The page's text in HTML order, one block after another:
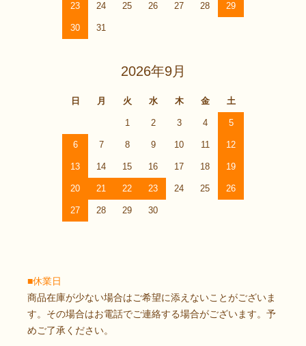
23 24 25 26 27 28 29
30 31
2026年9月
日 月 火 水 木 金 土
1 2 3 4 5
6 7 8 9 10 11 12
13 14 15 16 17 18 19
20 21 22 23 24 25 26
27 28 29 30
■休業日
商品在庫が少ない場合はご希望に添えないことがございま
す。その場合はお電話でご連絡する場合がございます。予
めご了承ください。